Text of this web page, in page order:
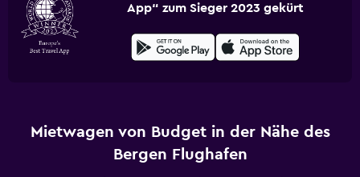
App“ zum Sieger 2023 gekürt
Mietwagen von Budget in der Nähe des
Bergen Flughafen